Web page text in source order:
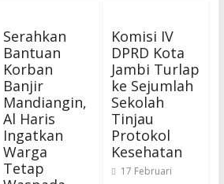
Serahkan
Bantuan
Korban
Banjir
Mandiangin,
Al Haris
Ingatkan
Warga
Tetap
Komisi IV
DPRD Kota
Jambi Turlap
ke Sejumlah
Sekolah
Tinjau
Protokol
Kesehatan
17 Februari